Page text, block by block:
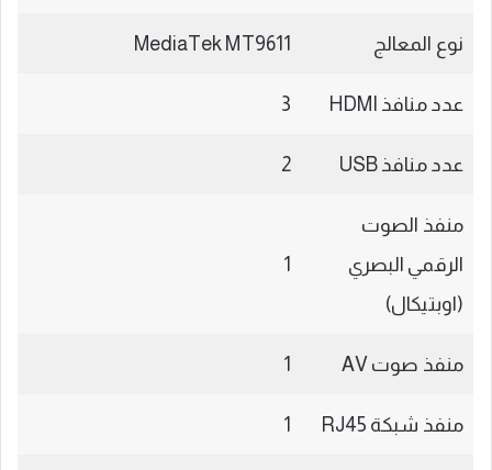
نوع المعالج MediaTek MT9611
عدد منافذ HDMI 3
عدد منافذ USB 2
منفذ الصوت
الرقمي البصري
(اوبتيكال)
1
منفذ صوت AV 1
منفذ شبكة RJ45 1